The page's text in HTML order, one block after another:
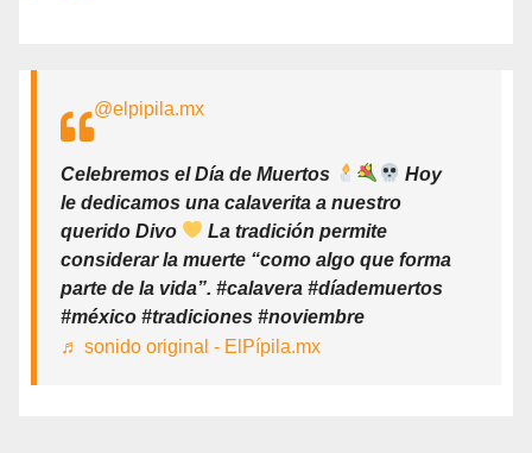
@elpipila.mx
Celebremos el Día de Muertos
Hoy
le dedicamos una calaverita a nuestro
querido Divo
La tradición permite
considerar la muerte “como algo que forma
parte de la vida”. #calavera #díademuertos
#méxico #tradiciones #noviembre
♬ sonido original - ElPípila.mx